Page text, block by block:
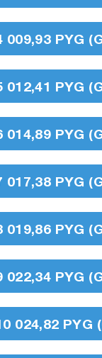
009,93 PYG
012,41 PYG
014,89 PYG
017,38 PYG
019,86 PYG
022,34 PYG
024,82 PYG